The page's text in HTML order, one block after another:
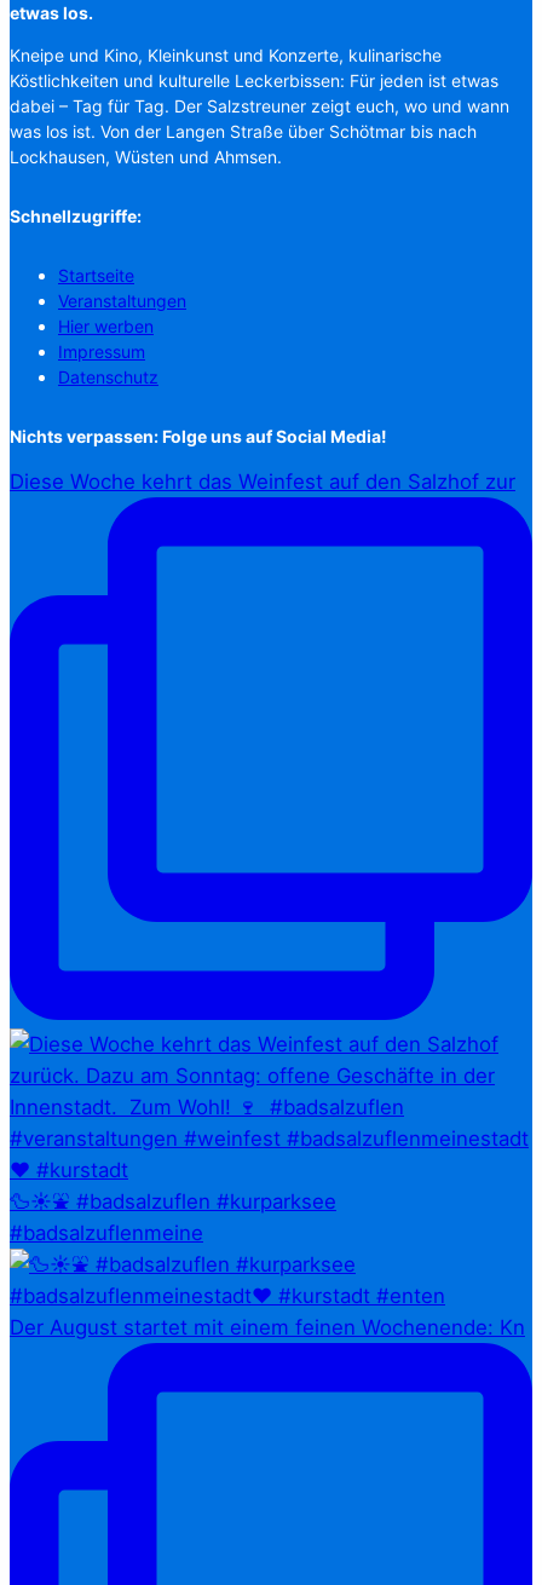
etwas los.
Kneipe und Kino, Kleinkunst und Konzerte, kulinarische
Köstlichkeiten und kulturelle Leckerbissen: Für jeden ist etwas
dabei – Tag für Tag. Der Salzstreuner zeigt euch, wo und wann
was los ist. Von der Langen Straße über Schötmar bis nach
Lockhausen, Wüsten und Ahmsen.
Schnellzugriffe:
Startseite
Veranstaltungen
Hier werben
Impressum
Datenschutz
Nichts verpassen: Folge uns auf Social Media!
Diese Woche kehrt das Weinfest auf den Salzhof zur
🦆☀️⛲ #badsalzuflen #kurparksee
#badsalzuflenmeine
Der August startet mit einem feinen Wochenende: Kn